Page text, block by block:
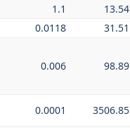
1.1 13.54
0.0118 31.51
0.006 98.89
0.0001 3506.85